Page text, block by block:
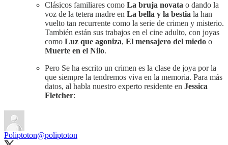
Clásicos familiares como La bruja novata o dando la
voz de la tetera madre en La bella y la bestia la han
vuelto tan recurrente como la serie de crimen y misterio.
También están sus trabajos en el cine adulto, con joyas
como Luz que agoniza, El mensajero del miedo o
Muerte en el Nilo.
Pero Se ha escrito un crimen es la clase de joya por la
que siempre la tendremos viva en la memoria. Para más
datos, al habla nuestro experto residente en Jessica
Fletcher:
Poliptoton@poliptoton